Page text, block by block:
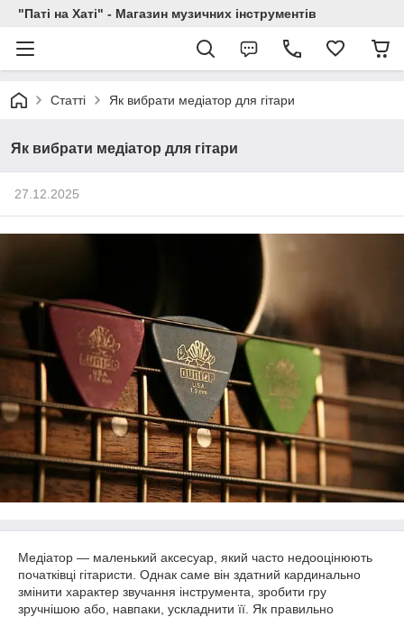
"Паті на Хаті" - Магазин музичних інструментів
Статті Як вибрати медіатор для гітари
Як вибрати медіатор для гітари
27.12.2025
Медіатор — маленький аксесуар, який часто недооцінюють
початківці гітаристи. Однак саме він здатний кардинально
змінити характер звучання інструмента, зробити гру
зручнішою або, навпаки, ускладнити її. Як правильно